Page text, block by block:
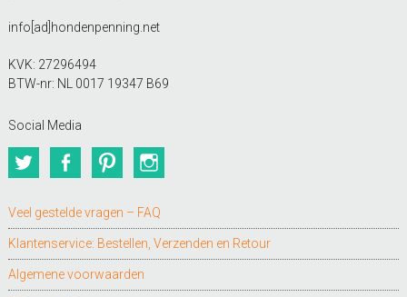
info[ad]hondenpenning.net
KVK: 27296494
BTW-nr: NL 0017 19347 B69
Social Media
TwitterFacebookPinterest
Veel gestelde vragen – FAQ
Klantenservice: Bestellen, Verzenden en Retour
Algemene voorwaarden